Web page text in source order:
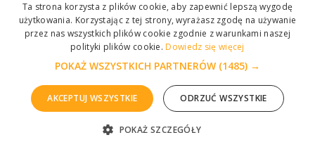
gniazdem beleczki odstępnikowei dopiero na tym
ułożyć ciasto pszczele zabezpieczone folią a na
końcu ponownie okryć gniazdo.
FAQ
ZGŁOŚ PROBLEM
Ta strona korzysta z plików cookie, aby zapewnić lepszą wygodę
użytkowania. Korzystając z tej strony, wyrażasz zgodę na używanie
przez nas wszystkich plików cookie zgodnie z warunkami naszej
polityki plików cookie. Dowiedz się więcej
POKAŻ WSZYSTKICH PARTNERÓW (1485) →
AKCEPTUJ WSZYSTKIE ODRZUĆ WSZYSTKIE
POKAŻ SZCZEGÓŁY